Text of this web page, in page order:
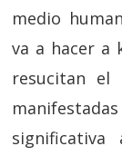
medio
va a hacer a
resucitan el